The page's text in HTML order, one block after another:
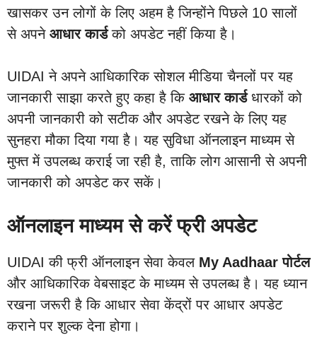
खासकर उन लोगों के लिए अहम है जिन्होंने पिछले 10 सालों
से अपने आधार कार्डको अपडेट नहीं किया है।
UIDAI ने अपने आधिकारिक सोशल मीडिया चैनलों पर यह
जानकारी साझा करते हुए कहा है कि आधार कार्डधारकों को
अपनी जानकारी को सटीक और अपडेट रखने के लिए यह
सुनहरा मौका दिया गया है। यह सुविधा ऑनलाइन माध्यम से
मुफ्त में उपलब्ध कराई जा रही है, ताकि लोग आसानी से अपनी
जानकारी को अपडेट कर सकें।
ऑनलाइन माध्यम से करें फ्री अपडेट
UIDAI की फ्री ऑनलाइन सेवा केवल My Aadhaar पोर्टल
और आधिकारिक वेबसाइट के माध्यम से उपलब्ध है। यह ध्यान
रखना जरूरी है कि आधार सेवा केंद्रों पर आधार अपडेट
कराने पर शुल्क देना होगा।